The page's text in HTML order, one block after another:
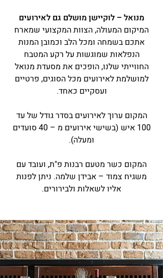
מנואל – לוקיישן מושלם גם לאירועים
המיקום המעולה, הצוות המקצועי שמארח
אתכם בשמחה ומכל הלב וכמובן המנות
הנפלאות שמוגשות על רקע המטבח
החווייתי שלנו, הופכים את מסעדת מנואל
למושלמת לאירועים מכל הסוגים, פרטיים
ועסקיים כאחד.
המקום ערוך לאירועים בסדר גודל של עד
100 איש (בשישי אירועים מ – 40 סועדים
ומעלה).
המקום כשר מטעם רבנות פ"ת, ועובד עם
משגיח צמוד – אבידן שלמה. ניתן לפנות
אליו לשאלות ולבירורים.